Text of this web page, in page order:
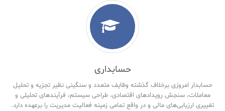
حسابداری
حسابدار امروزی برخلاف گذشته وظایف متعدد و سنگینی نظیر تجزیه و تحلیل
معاملات، سنجش رویدادهای اقتصادی، طراحی سیستم، فرآیندهای تحلیلی و
تغییری ارزیابی‌های مالی و در واقع تمامی زمینه فعالیت مدیریت را برعهده دارد.